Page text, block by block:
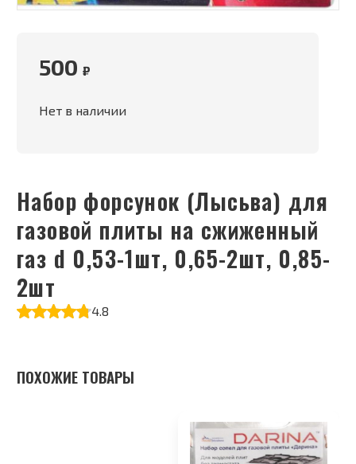
Набор форсунок (Лысьва) для
газовой плиты на сжиженный
газ d 0,53-1шт, 0,65-2шт, 0,85-
2шт
4.8
500 ₽
Нет в наличии
ПОХОЖИЕ ТОВАРЫ